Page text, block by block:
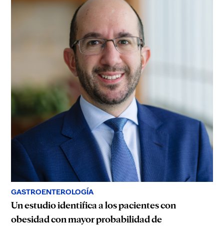
GASTROENTEROLOGÍA
Un estudio identifica a los pacientes con
obesidad con mayor probabilidad de